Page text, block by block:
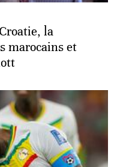
la
marocains et